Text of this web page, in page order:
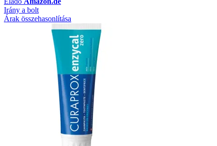
Irány a bolt
Árak összehasonlítása